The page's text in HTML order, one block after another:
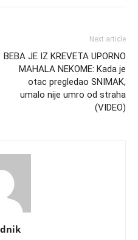
Next article
BEBA JE IZ KREVETA UPORNO
MAHALA NEKOME: Kada je
otac pregledao SNIMAK,
umalo nije umro od straha
(VIDEO)